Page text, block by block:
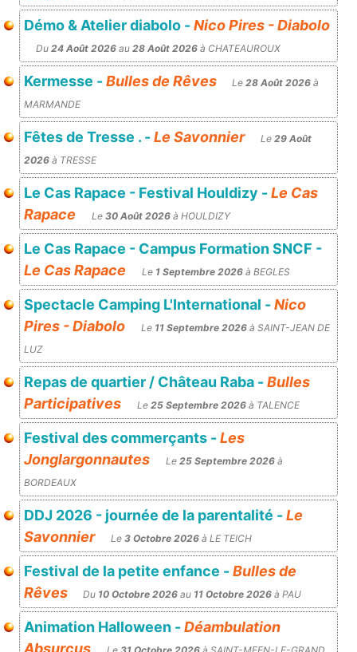
Démo & Atelier diabolo -Nico Pires - Diabolo
Du 24 Août 2026 au 28 Août 2026 à CHATEAUROUX
Kermesse -Bulles de Rêves Le 28 Août 2026 à
MARMANDE
Fêtes de Tresse . -Le Savonnier Le 29 Août
2026 à TRESSE
Le Cas Rapace - Festival Houldizy -Le Cas
Rapace
Le 30 Août 2026 à HOULDIZY
Le Cas Rapace - Campus Formation SNCF -
Le Cas Rapace
Le 1 Septembre 2026 à BEGLES
Spectacle Camping L'International -Nico
Pires - Diabolo
Le 11 Septembre 2026 à SAINT-JEAN DE
LUZ
Repas de quartier / Château Raba -Bulles
Participatives
Le 25 Septembre 2026 à TALENCE
Festival des commerçants -Les
Jonglargonnautes
Le 25 Septembre 2026 à
BORDEAUX
DDJ 2026 - journée de la parentalité -Le
Savonnier
Le 3 Octobre 2026 à LE TEICH
Festival de la petite enfance -Bulles de
Rêves
Du 10 Octobre 2026 au 11 Octobre 2026 à PAU
Animation Halloween -Déambulation
Absurcus